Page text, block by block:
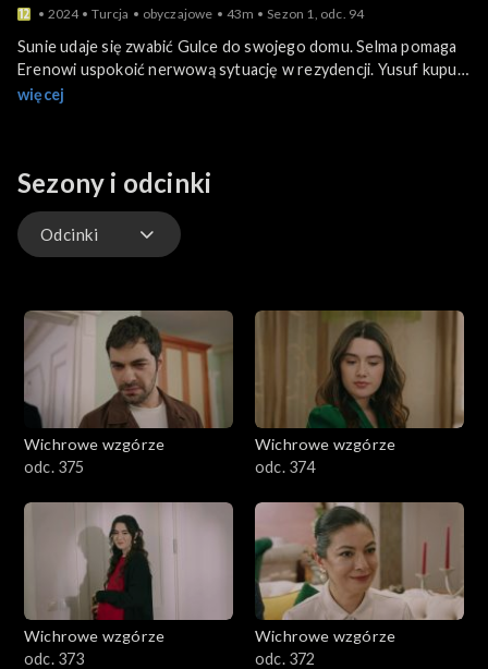
2024 Turcja obyczajowe 43m Sezon 1, odc. 94
Sunie udaje się zwabić Gulce do swojego domu. Selma pomaga
Erenowi uspokoić nerwową sytuację w rezydencji. Yusuf kupuje
kwiaty dla żony. Zeynep próbuje przekonać Halila, by samotnie
więcej
Sezony i odcinki
Odcinki
Wichrowe wzgórze
odc. 375
Wichrowe wzgórze
odc. 374
Wichrowe wzgórze
odc. 373
Wichrowe wzgórze
odc. 372